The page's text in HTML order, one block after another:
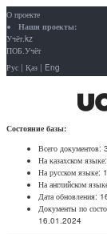
О проекте
Наши проекты:
Учёт.kz
ПОБ.Учёт
Рус | Қаз | Eng
Состояние базы:
Всего документов:
На казахском языке:
На русском языке:
На английском
Дата обновления:
Документы по
16.01.2024